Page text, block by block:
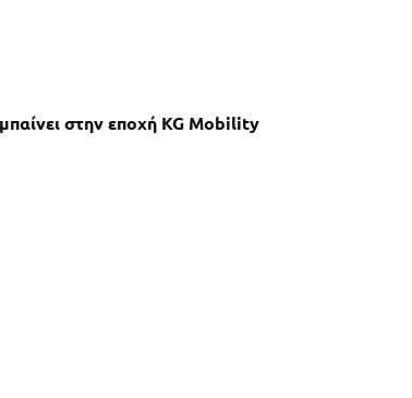
στην εποχή KG Mobility